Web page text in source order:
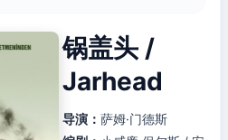
锅盖头 /
Jarhead
导演： 萨姆·门德斯